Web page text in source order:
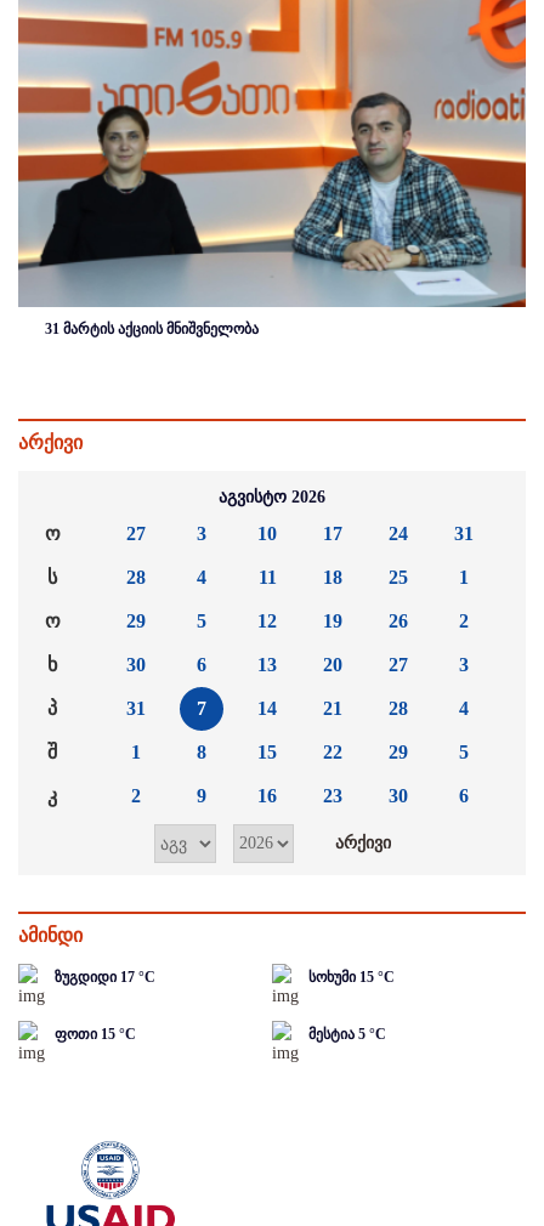
31 მარტის აქციის მნიშვნელობა
არქივი
აგვისტო 2026
ო
ს
ო
ხ
პ
შ
კ
27
28
29
30
31
1
2
3
4
5
6
7
8
9
10
11
12
13
14
15
16
17
18
19
20
21
22
23
24
25
26
27
28
29
30
31
1
2
3
4
5
6
ამინდი
ზუგდიდი 17 °C სოხუმი 15 °C
ფოთი 15 °C მესტია 5 °C